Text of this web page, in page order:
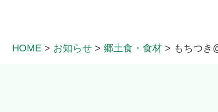
HOME > お知らせ >郷土食・食材 > もちつき